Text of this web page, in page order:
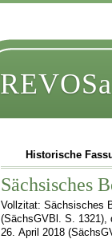
Historische
Sächsisches
Vollzitat: Sächsisches
(SächsGVBl. S. 1321),
26. April 2018